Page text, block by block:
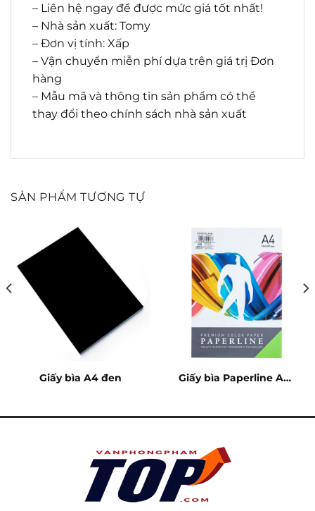
– Liên hệ ngay để được mức giá tốt nhất!
– Nhà sản xuất: Tomy
– Đơn vị tính: Xấp
– Vận chuyển miễn phí dựa trên giá trị Đơn
hàng
– Mẫu mã và thông tin sản phẩm có thể
thay đổi theo chính sách nhà sản xuất
SẢN PHẨM TƯƠNG TỰ
Giấy bìa A4 đen
Giấy bìa Paperline A4